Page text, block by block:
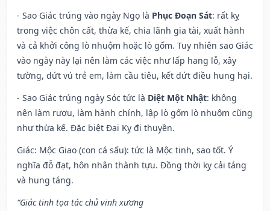
- Sao Giác trúng vào ngày Ngọ là Phục Đoạn Sát: rất kỵ
trong việc chôn cất, thừa kế, chia lãnh gia tài, xuất hành
và cả khởi công lò nhuộm hoặc lò gốm. Tuy nhiên sao Giác
vào ngày này lại nên làm các việc như lấp hang lỗ, xây
tường, dứt vú trẻ em, làm cầu tiêu, kết dứt điều hung hại.
- Sao Giác trúng ngày Sóc tức là Diệt Một Nhật: không
nên làm rượu, làm hành chính, lập lò gốm lò nhuộm cũng
như thừa kế. Đặc biệt Đại Kỵ đi thuyền.
Giác: Mộc Giao (con cá sấu): tức là Mộc tinh, sao tốt. Ý
nghĩa đỗ đạt, hôn nhân thành tựu. Đồng thời kỵ cải táng
và hung táng.
“Giác tinh tọa tác chủ vinh xương